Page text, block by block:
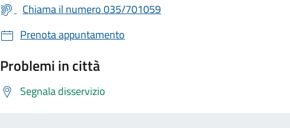
Chiama il numero 035/701059
Prenota appuntamento
Problemi in città
Segnala disservizio